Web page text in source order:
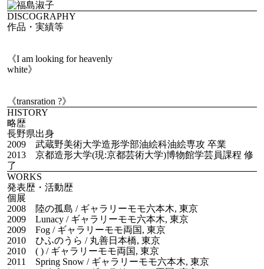
DISCOGRAPHY
作品・実績等
《I am looking for heavenly
white》
《transration ?》
HISTORY
略歴
長野県出身
2009 武蔵野美術大学造形学部油絵科油絵専攻 卒業
2013 京都造形大学(現:京都芸術大学)博物館学芸員課程 修
了
WORKS
発表歴・活動歴
個展
2008 陸の孤島 / ギャラリーモモ六本木, 東京
2009 Lunacy / ギャラリーモモ六本木, 東京
2009 Fog / ギャラリーモモ両国, 東京
2010 ひふのうら / 丸善日本橋, 東京
2010 ( ) / ギャラリーモモ両国, 東京
2011 Spring Snow / ギャラリーモモ六本木, 東京